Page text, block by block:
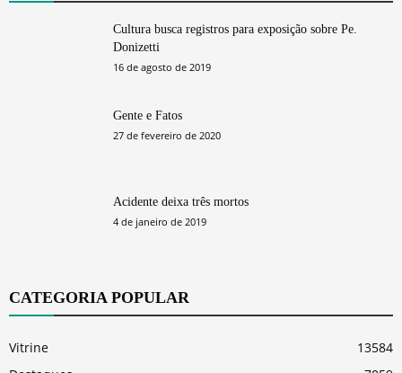
Cultura busca registros para exposição sobre Pe.
Donizetti
16 de agosto de 2019
Gente e Fatos
27 de fevereiro de 2020
Acidente deixa três mortos
4 de janeiro de 2019
CATEGORIA POPULAR
Vitrine
13584